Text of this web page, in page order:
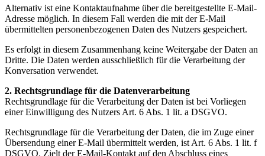
Alternativ ist eine Kontaktaufnahme über die bereitgestellte E-Mail-
Adresse möglich. In diesem Fall werden die mit der E-Mail
übermittelten personenbezogenen Daten des Nutzers gespeichert.
Es erfolgt in diesem Zusammenhang keine Weitergabe der Daten an
Dritte. Die Daten werden ausschließlich für die Verarbeitung der
Konversation verwendet.
2. Rechtsgrundlage für die Datenverarbeitung
Rechtsgrundlage für die Verarbeitung der Daten ist bei Vorliegen
einer Einwilligung des Nutzers Art. 6 Abs. 1 lit. a DSGVO.
Rechtsgrundlage für die Verarbeitung der Daten, die im Zuge einer
Übersendung einer E-Mail übermittelt werden, ist Art. 6 Abs. 1 lit. f
DSGVO. Zielt der E-Mail-Kontakt auf den Abschluss eines